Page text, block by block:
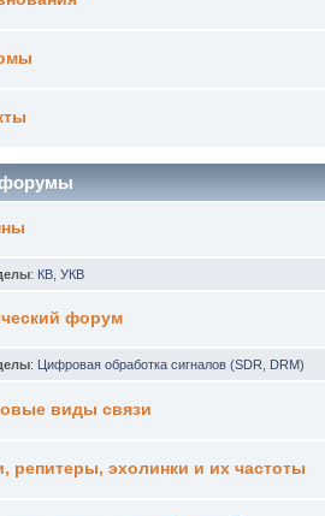
форумы
: КВ УКВ
форум
: Цифровая обработка сигналов (SDR, DRM)
виды связи
репитеры, эхолинки и их частоты